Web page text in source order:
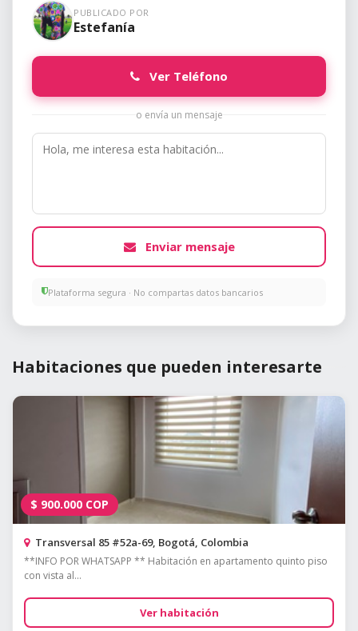
PUBLICADO POR
Estefanía
Ver Teléfono
o envía un mensaje
Enviar mensaje
Plataforma segura · No compartas datos bancarios
Habitaciones que pueden interesarte
$ 900.000 COP
Transversal 85 #52a-69, Bogotá, Colombia
**INFO POR WHATSAPP ** Habitación en apartamento quinto piso
con vista al...
Ver habitación